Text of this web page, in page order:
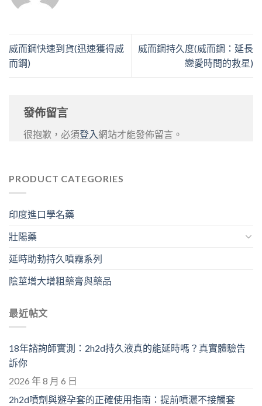
威而鋼快速到貨(迅速獲得威
而鋼)
威而鋼持久度(威而鋼：延長
戀愛時間的救星)
發佈留言
很抱歉，必須登入網站才能發佈留言。
PRODUCT CATEGORIES
印度進口學名藥
壯陽藥
延時助勃持久噴霧系列
陰莖增大增粗藥膏與藥品
最近帖文
18年諮詢師實測：2h2d持久液真的能延時嗎？真實體驗告
訴你
2026 年 8 月 6 日
2h2d噴劑與避孕套的正確使用指南：提前噴灑不接觸套